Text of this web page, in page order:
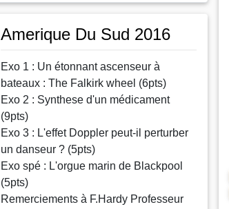
Amerique Du Sud 2016
Exo 1 : Un étonnant ascenseur à
bateaux : The Falkirk wheel (6pts)
Exo 2 : Synthese d'un médicament
(9pts)
Exo 3 : L'effet Doppler peut-il perturber
un danseur ? (5pts)
Exo spé : L'orgue marin de Blackpool
(5pts)
Remerciements à F.Hardy Professeur